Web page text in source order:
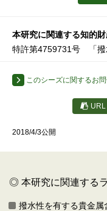
本研究に関連する知的
特許第4759731号 「撥
このシーズに関するお
URL
2018/4/3公開
◎ 本研究に関連する
撥水性を有する貴金属